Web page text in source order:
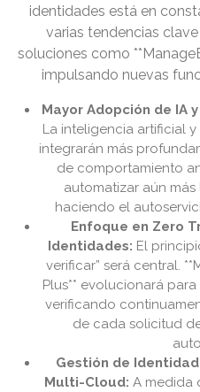
identidades está en
varias tendencias
soluciones como
impulsando nuevas
Mayor Adopción de IA
La inteligencia artificial
integrarán más
de comportamiento
automatizar aún
haciendo el
Enfoque en Zero
Identidades: El
verificar” será central.
Plus** evolucionará
verificando
de cada solicitud
Gestión de
Multi-Cloud: A medida